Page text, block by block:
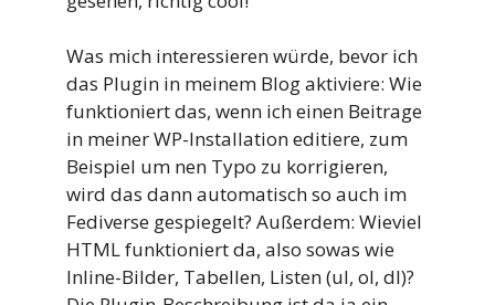
Was mich interessieren würde, bevor ich
das Plugin in meinem Blog aktiviere: Wie
funktioniert das, wenn ich einen Beitrage
in meiner WP-Installation editiere, zum
Beispiel um nen Typo zu korrigieren,
wird das dann automatisch so auch im
Fediverse gespiegelt? Außerdem: Wieviel
HTML funktioniert da, also sowas wie
Inline-Bilder, Tabellen, Listen (ul, ol, dl)?